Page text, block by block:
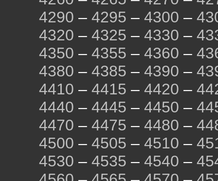
4290 – 4295 – 4300 –
4320 – 4325 – 4330 –
4350 – 4355 – 4360 –
4380 – 4385 – 4390 –
4410 – 4415 – 4420 –
4440 – 4445 – 4450 –
4470 – 4475 – 4480 –
4500 – 4505 – 4510 –
4530 – 4535 – 4540 –